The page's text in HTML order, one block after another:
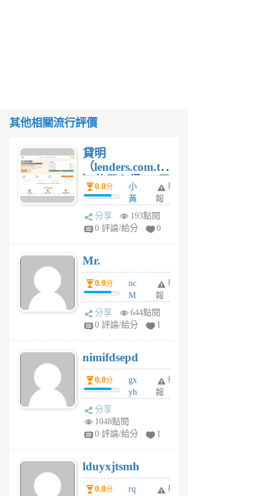
其他相關流行評價
貸明
（lenders.com.tw
）使用心得 — 民
間貸款比較平台
體驗
0.0分
小
黃
蜂
1
舉
報
分享
193點閱
0 評論/給分
0
Mr.
0.0分
nc
M
U
F
U
5
個
月
舉
報
分享
644點閱
0 評論/給分
1
nimifdsepd
0.0分
gx
yh
jl
月
前
舉
報
分享
1048點閱
0 評論/給分
1
lduyxjtsmh
0.0分 rq 舉